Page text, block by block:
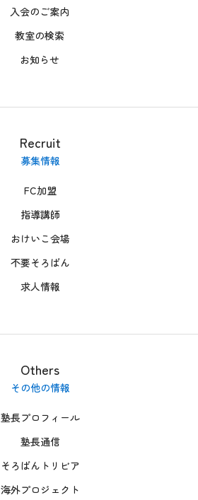
入会のご案内
教室の検索
お知らせ
Recruit
募集情報
FC加盟
指導講師
おけいこ会場
不要そろばん
求人情報
Others
その他の情報
塾長プロフィール
塾長通信
そろばんトリビア
海外プロジェクト